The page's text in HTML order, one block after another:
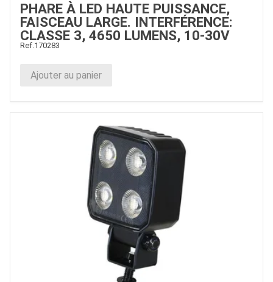
PHARE À LED HAUTE PUISSANCE,
FAISCEAU LARGE. INTERFÉRENCE:
CLASSE 3, 4650 LUMENS, 10-30V
Ref.170283
Ajouter au panier